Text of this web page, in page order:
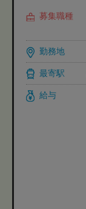
募集職種
勤務地
最寄駅
給与